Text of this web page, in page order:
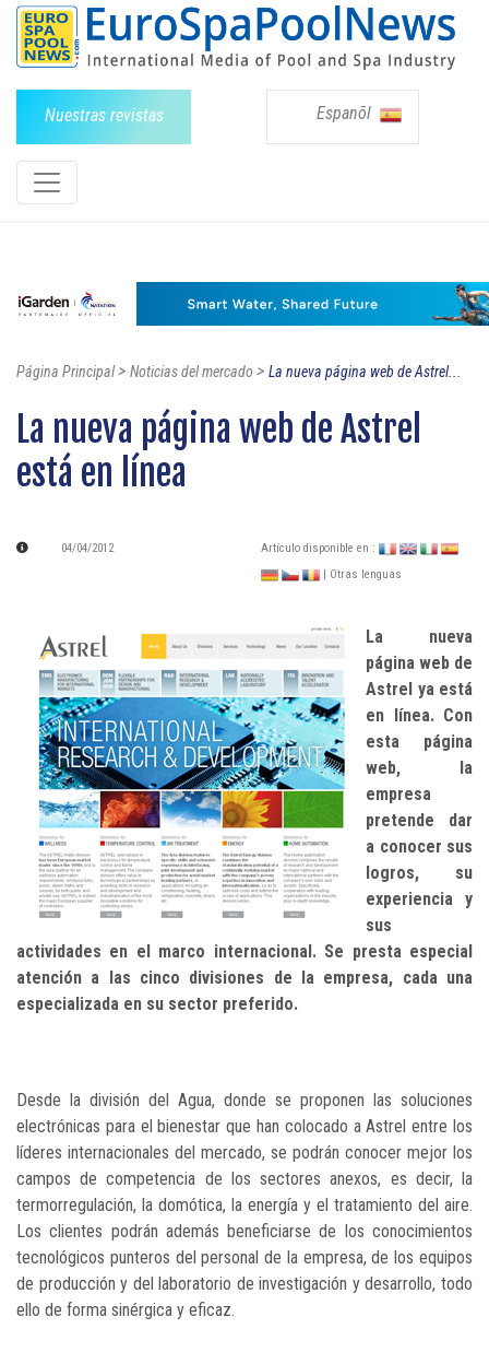
Nuestras revistas Espanõl
Página Principal> Noticias del mercado > La nueva página web de Astrel...
La nueva página web de Astrel
está en línea
04/04/2012
Artículo disponible en :
| Otras lenguas
La nueva
página web de
Astrel ya está
en línea. Con
esta página
web, la
empresa
pretende dar
a conocer sus
logros, su
experiencia y
sus
actividades en el marco internacional. Se presta especial
atención a las cinco divisiones de la empresa, cada una
especializada en su sector preferido.
Desde la división del Agua, donde se proponen las soluciones
electrónicas para el bienestar que han colocado a Astrel entre los
líderes internacionales del mercado, se podrán conocer mejor los
campos de competencia de los sectores anexos, es decir, la
termorregulación, la domótica, la energía y el tratamiento del aire.
Los clientes podrán además beneficiarse de los conocimientos
tecnológicos punteros del personal de la empresa, de los equipos
de producción y del laboratorio de investigación y desarrollo, todo
ello de forma sinérgica y eficaz.